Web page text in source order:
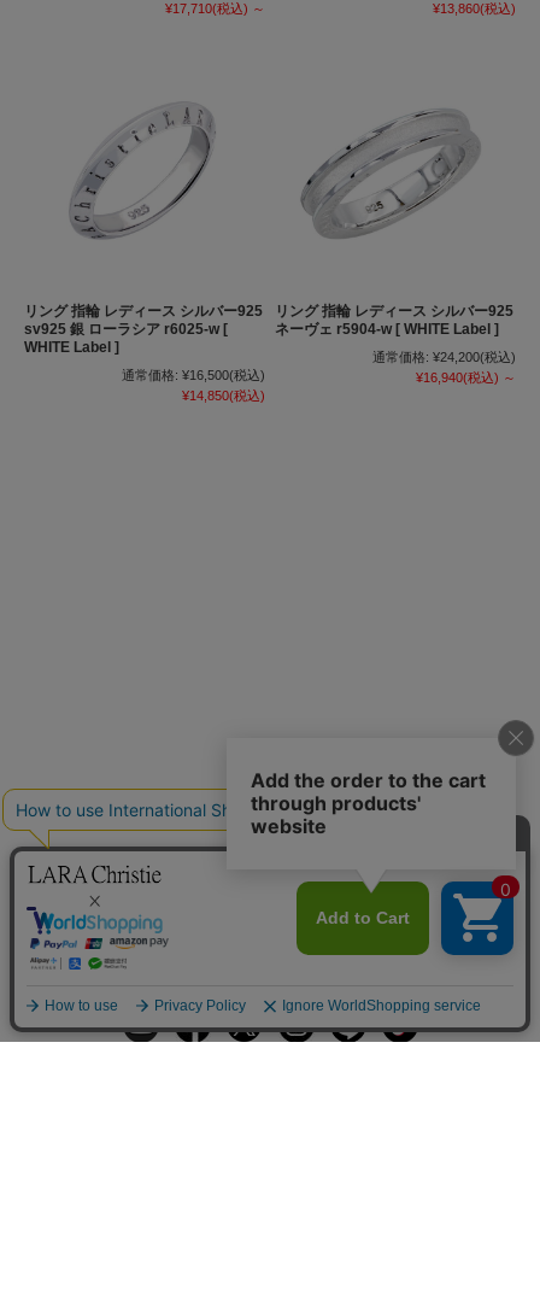
¥17,710(税込) ～
¥13,860(税込)
リング 指輪 レディース シルバー925
sv925 銀 ローラシア r6025-w [
WHITE Label ]
通常価格: ¥16,500(税込)
¥14,850(税込)
リング 指輪 レディース シルバー925
ネーヴェ r5904-w [ WHITE Label ]
通常価格: ¥24,200(税込)
¥16,940(税込) ～